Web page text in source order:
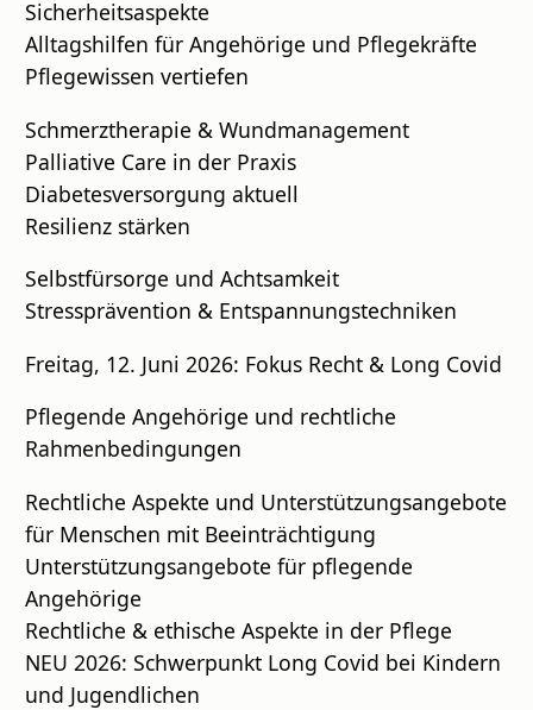
Sicherheitsaspekte
Alltagshilfen für Angehörige und Pflegekräfte
Pflegewissen vertiefen
Schmerztherapie & Wundmanagement
Palliative Care in der Praxis
Diabetesversorgung aktuell
Resilienz stärken
Selbstfürsorge und Achtsamkeit
Stressprävention & Entspannungstechniken
Freitag, 12. Juni 2026: Fokus Recht & Long Covid
Pflegende Angehörige und rechtliche
Rahmenbedingungen
Rechtliche Aspekte und Unterstützungsangebote
für Menschen mit Beeinträchtigung
Unterstützungsangebote für pflegende
Angehörige
Rechtliche & ethische Aspekte in der Pflege
NEU 2026: Schwerpunkt Long Covid bei Kindern
und Jugendlichen